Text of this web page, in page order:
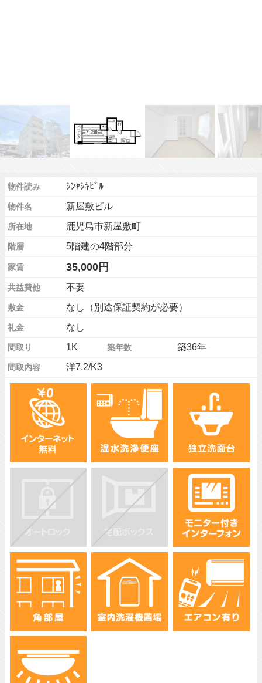
物件読み ｼﾝﾔｼｷﾋﾞﾙ
物件名 新屋敷ビル
所在地 鹿児島市新屋敷町
階層 5階建の4階部分
家賃 35,000円
共益費他 不要
敷金 なし（別途保証契約が必要）
礼金 なし
間取り 1K 築年数 築36年
間取内容 洋7.2/K3